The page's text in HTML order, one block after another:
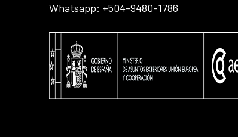
Whatsapp: +504-9480-1786